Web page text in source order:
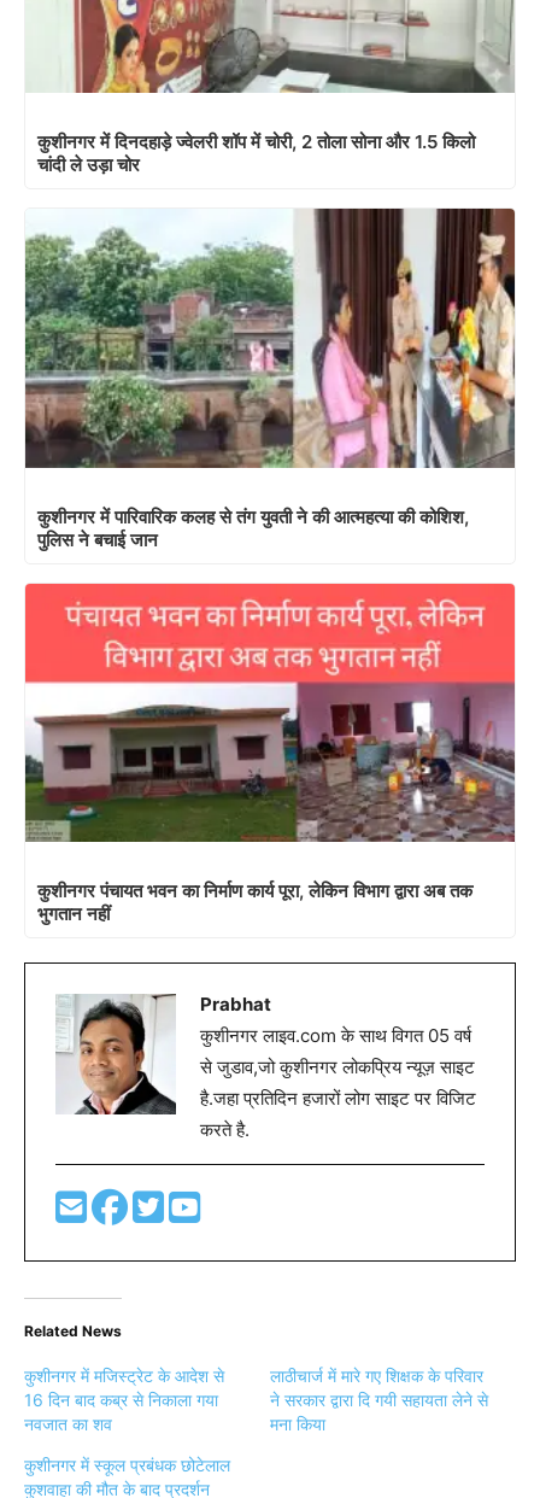
कुशीनगर में दिनदहाड़े ज्वेलरी शॉप में चोरी, 2 तोला सोना और 1.5 किलो
चांदी ले उड़ा चोर
कुशीनगर में पारिवारिक कलह से तंग युवती ने की आत्महत्या की कोशिश,
पुलिस ने बचाई जान
कुशीनगर पंचायत भवन का निर्माण कार्य पूरा, लेकिन विभाग द्वारा अब तक
भुगतान नहीं
Prabhat
कुशीनगर लाइव.com के साथ विगत 05 वर्ष
से जुडाव,जो कुशीनगर लोकप्रिय न्यूज़ साइट
है.जहा प्रतिदिन हजारों लोग साइट पर विजिट
करते है.
Related News
कुशीनगर में मजिस्ट्रेट के आदेश से
16 दिन बाद कब्र से निकाला गया
नवजात का शव
लाठीचार्ज में मारे गए शिक्षक के परिवार
ने सरकार द्वारा दि गयी सहायता लेने से
मना किया
कुशीनगर में स्कूल प्रबंधक छोटेलाल
कुशवाहा की मौत के बाद प्रदर्शन